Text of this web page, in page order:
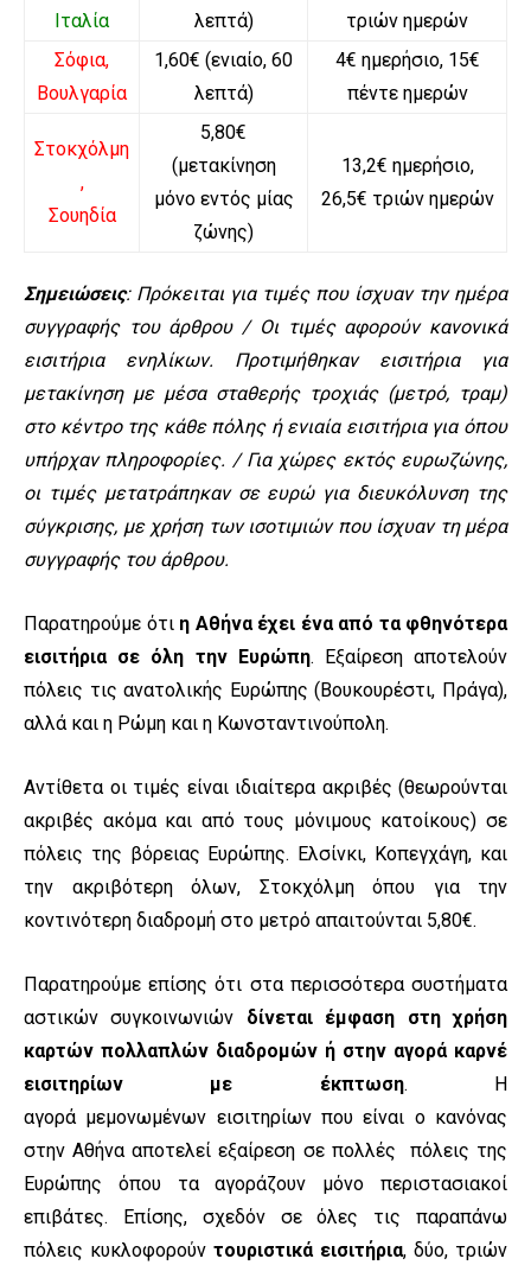
Ιταλία
λεπτά)
τριών ημερών
Σόφια,
Βουλγαρία
1,60€ (ενιαίο, 60
λεπτά)
4€ ημερήσιο, 15€
πέντε ημερών
Στοκχόλμη
,
Σουηδία
5,80€
(μετακίνηση
μόνο εντός μίας
ζώνης)
13,2€ ημερήσιο,
26,5€ τριών ημερών
Σημειώσεις: Πρόκειται για τιμές που ίσχυαν την ημέρα
συγγραφής του άρθρου / Οι τιμές αφορούν κανονικά
εισιτήρια ενηλίκων. Προτιμήθηκαν εισιτήρια για
μετακίνηση με μέσα σταθερής τροχιάς (μετρό, τραμ)
στο κέντρο της κάθε πόλης ή ενιαία εισιτήρια για όπου
υπήρχαν πληροφορίες. / Για χώρες εκτός ευρωζώνης,
οι τιμές μετατράπηκαν σε ευρώ για διευκόλυνση της
σύγκρισης, με χρήση των ισοτιμιών που ίσχυαν τη μέρα
συγγραφής του άρθρου.
Παρατηρούμε ότι η Αθήνα έχει ένα από τα φθηνότερα
εισιτήρια σε όλη την Ευρώπη. Εξαίρεση αποτελούν
πόλεις τις ανατολικής Ευρώπης (Βουκουρέστι, Πράγα),
αλλά και η Ρώμη και η Κωνσταντινούπολη.
Αντίθετα οι τιμές είναι ιδιαίτερα ακριβές (θεωρούνται
ακριβές ακόμα και από τους μόνιμους κατοίκους) σε
πόλεις της βόρειας Ευρώπης. Ελσίνκι, Κοπεγχάγη, και
την ακριβότερη όλων, Στοκχόλμη όπου για την
κοντινότερη διαδρομή στο μετρό απαιτούνται 5,80€.
Παρατηρούμε επίσης ότι στα περισσότερα συστήματα
αστικών συγκοινωνιών δίνεται έμφαση στη χρήση
καρτών πολλαπλών διαδρομών ή στην αγορά καρνέ
εισιτηρίων με έκπτωση. Η
αγορά μεμονωμένων εισιτηρίων που είναι ο κανόνας
στην Αθήνα αποτελεί εξαίρεση σε πολλές πόλεις της
Ευρώπης όπου τα αγοράζουν μόνο περιστασιακοί
επιβάτες. Επίσης, σχεδόν σε όλες τις παραπάνω
πόλεις κυκλοφορούν τουριστικά εισιτήρια, δύο, τριών